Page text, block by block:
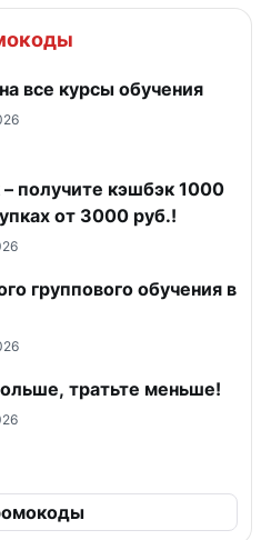
все курсы обучения
получите кэшбэк 1000
от 3000 руб.!
группового обучения в
тратьте меньше!